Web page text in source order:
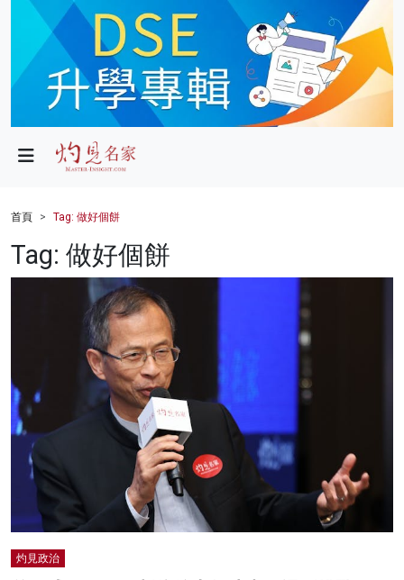
政局
財經
健康
影片
名家榜
灼見活動
關於我們
首頁 Tag: 做好個餅
Tag: 做好個餅
灼見政治